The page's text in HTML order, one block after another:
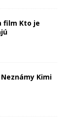
film Kto je
Kimi